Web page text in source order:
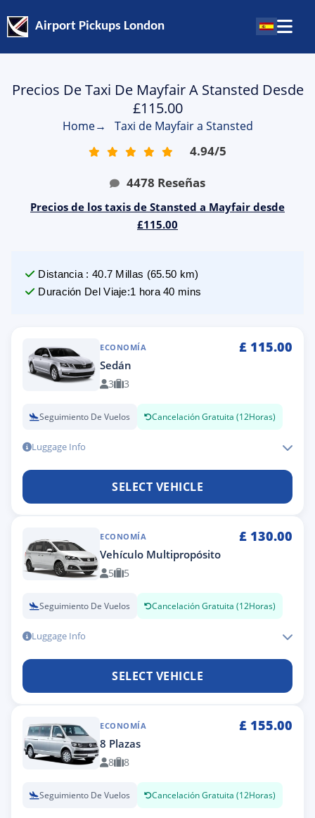
Airport Pickups London
Precios De Taxi De Mayfair A Stansted Desde
£115.00
Home→ Taxi de Mayfair a Stansted
4.94/5
4478 Reseñas
Precios de los taxis de Stansted a Mayfair desde
£115.00
Distancia : 40.7 Millas (65.50 km)
Duración Del Viaje:1 hora 40 mins
ECONOMÍA £ 115.00
Sedán
3 3
Seguimiento De Vuelos Cancelación Gratuita (12Horas)
Luggage Info
SELECT VEHICLE
ECONOMÍA £ 130.00
Vehículo Multipropósito
5 5
Seguimiento De Vuelos Cancelación Gratuita (12Horas)
Luggage Info
SELECT VEHICLE
ECONOMÍA £ 155.00
8 Plazas
8 8
Seguimiento De Vuelos Cancelación Gratuita (12Horas)